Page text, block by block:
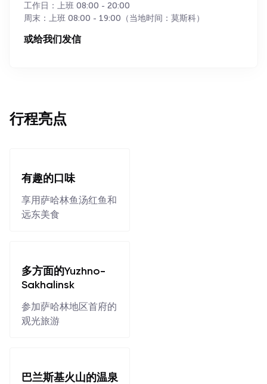
工作日：上班 08:00 - 20:00
周末：上班 08:00 - 19:00（当地时间：莫斯科）
或给我们发信
行程亮点
有趣的口味
享用萨哈林鱼汤红鱼和
远东美食
多方面的Yuzhno-
Sakhalinsk
参加萨哈林地区首府的
观光旅游
巴兰斯基火山的温泉